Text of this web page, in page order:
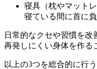
寝具（枕やマット
寝ている間に首に
日常的なクセや習慣を
再発しにくい身体を作る
以上の3つを総合的に行